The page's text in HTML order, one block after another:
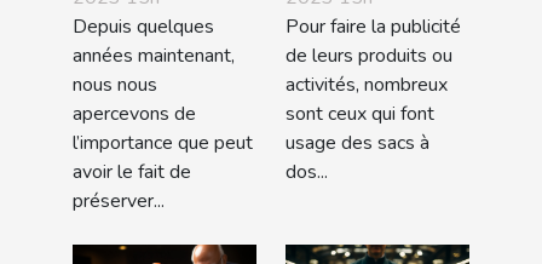
Depuis quelques
années maintenant,
nous nous
apercevons de
l’importance que peut
avoir le fait de
préserver...
Pour faire la publicité
de leurs produits ou
activités, nombreux
sont ceux qui font
usage des sacs à
dos...